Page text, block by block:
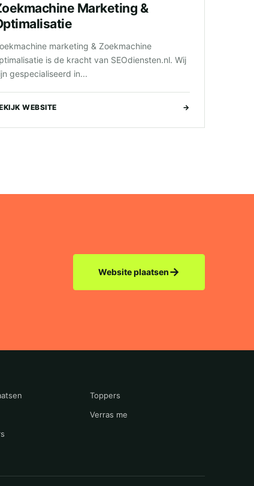
Marketing &
marketing & Zoekmachine
is de kracht van SEOdiensten.nl. Wij
gespecialiseerd in...
WEBSITE →
Website plaatsen→
Toppers
Verras me